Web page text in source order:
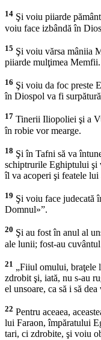
14 Şi voiu piiarde
voiu face izbândă în
15 Şi voiu vărsa mâniia
piiarde mulţimea Memfii.
16 Şi voiu da foc preste
în Diospol va fi
17 Tinerii Iliopoliei şi a
în robie vor mearge.
18 Şi în Tafni să va
schiptrurile Eghiptului şi
îl va acoperi şi featele
19 Şi voiu face judecată
Domnul»”.
20 Şi au fost în anul al
ale lunii; fost-au
21 „Fiiul omului, braţele
zdrobit şi, iată, nu s-au
el unsoare, ca să i să
22 Pentru aceaea,
lui Faraon, împăratului
tari, ci zdrobite, şi voiu